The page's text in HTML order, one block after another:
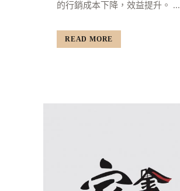
的行銷成本下降，效益提升。 ...
READ MORE